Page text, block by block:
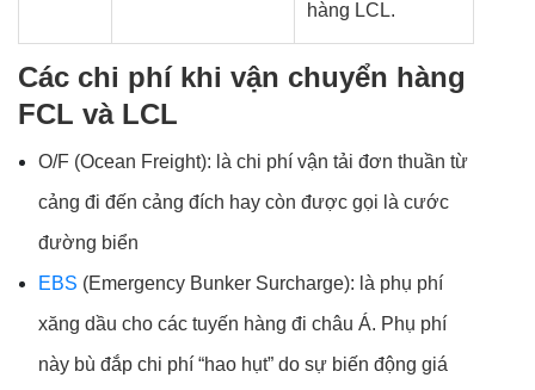
hàng LCL.
Các chi phí khi vận chuyển hàng
FCL và LCL
O/F (Ocean Freight): là chi phí vận tải đơn thuần từ
cảng đi đến cảng đích hay còn được gọi là cước
đường biển
EBS (Emergency Bunker Surcharge): là phụ phí
xăng dầu cho các tuyến hàng đi châu Á. Phụ phí
này bù đắp chi phí “hao hụt” do sự biến động giá